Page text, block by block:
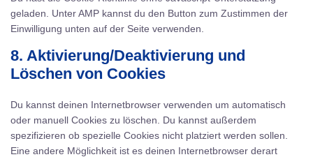
geladen. Unter AMP kannst du den Button zum Zustimmen der
Einwilligung unten auf der Seite verwenden.
8. Aktivierung/Deaktivierung und
Löschen von Cookies
Du kannst deinen Internetbrowser verwenden um automatisch
oder manuell Cookies zu löschen. Du kannst außerdem
spezifizieren ob spezielle Cookies nicht platziert werden sollen.
Eine andere Möglichkeit ist es deinen Internetbrowser derart